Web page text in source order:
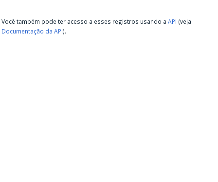
Você também pode ter acesso a esses registros usando a API (veja
Documentação da API).